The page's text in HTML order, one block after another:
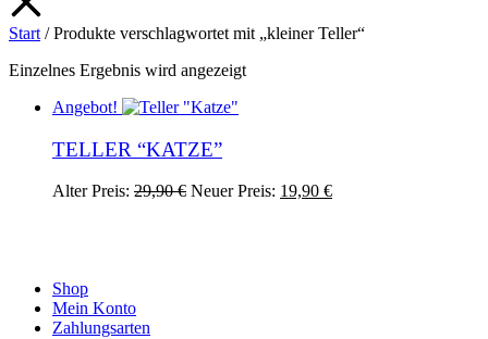
Start / Produkte verschlagwortet mit „kleiner Teller“
Einzelnes Ergebnis wird angezeigt
Angebot!
TELLER “KATZE”
Alter Preis: 29,90€ Ursprünglicher
Neuer Preis: 19,90 €Aktueller
Shop
Mein Konto
Zahlungsarten